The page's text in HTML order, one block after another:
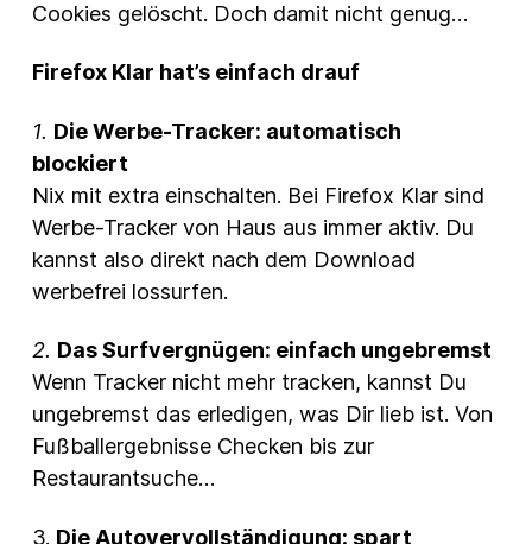
Cookies gelöscht. Doch damit nicht genug…
Firefox Klar hat’s einfach drauf
1. Die Werbe-Tracker: automatisch
blockiert
Nix mit extra einschalten. Bei Firefox Klar sind
Werbe-Tracker von Haus aus immer aktiv. Du
kannst also direkt nach dem Download
werbefrei lossurfen.
2. Das Surfvergnügen: einfach ungebremst
Wenn Tracker nicht mehr tracken, kannst Du
ungebremst das erledigen, was Dir lieb ist. Von
Fußballergebnisse Checken bis zur
Restaurantsuche…
3. Die Autovervollständigung: spart